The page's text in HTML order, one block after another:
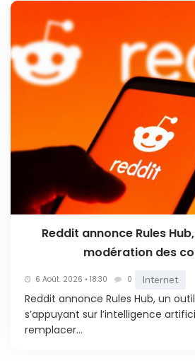
Reddit annonce Rules
modération des
6 Août. 2026 • 18:30 0 Internet
Reddit annonce Rules Hub, un
s’appuyant sur l’intelligence
remplacer...